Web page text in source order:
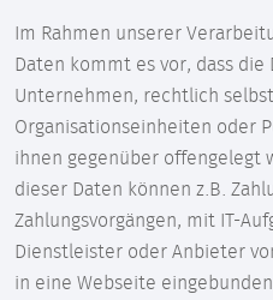
Im Rahmen unserer
Daten kommt es vor, dass
Unternehmen, rechtlich
Organisationseinheiten oder
ihnen gegenüber offengelegt
dieser Daten können z.B.
Zahlungsvorgängen, mit IT-
Dienstleister oder Anbieter
in eine Webseite